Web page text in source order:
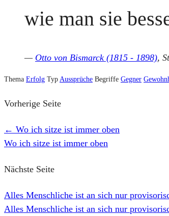
wie man sie
— Otto von Bismarck (1815 - 1898),
Thema Erfolg Typ Aussprüche Begriffe Gegner
Vorherige Seite
← Wo ich sitze ist immer oben
Wo ich sitze ist immer oben
Nächste Seite
Alles Menschliche ist an sich nur
Alles Menschliche ist an sich nur